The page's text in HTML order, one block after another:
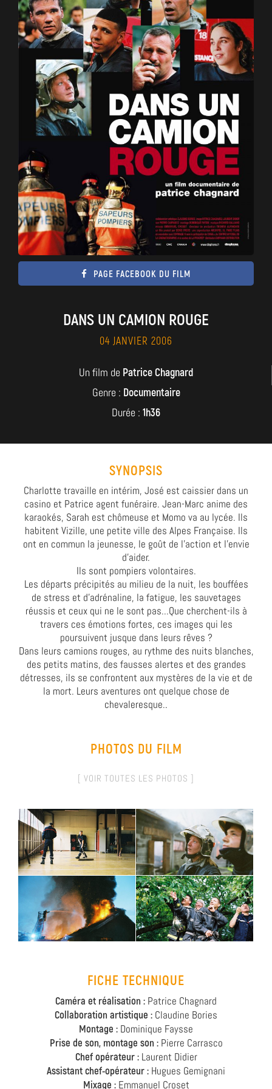
PAGE FACEBOOK DU FILM
DANS UN CAMION ROUGE
04 JANVIER 2006
Un film de Patrice Chagnard
Genre : Documentaire
Durée : 1h36
SYNOPSIS
Charlotte travaille en intérim, José est caissier dans un
casino et Patrice agent funéraire. Jean-Marc anime des
karaokés, Sarah est chômeuse et Momo va au lycée. Ils
habitent Vizille, une petite ville des Alpes Française. Ils
ont en commun la jeunesse, le goût de l'action et l'envie
d'aider.
Ils sont pompiers volontaires.
Les départs précipités au milieu de la nuit, les bouffées
de stress et d'adrénaline, la fatigue, les sauvetages
réussis et ceux qui ne le sont pas...Que cherchent-ils à
travers ces émotions fortes, ces images qui les
poursuivent jusque dans leurs rêves ?
Dans leurs camions rouges, au rythme des nuits blanches,
des petits matins, des fausses alertes et des grandes
détresses, ils se confrontent aux mystères de la vie et de
la mort. Leurs aventures ont quelque chose de
chevaleresque..
PHOTOS DU FILM
[ VOIR TOUTES LES PHOTOS ]
FICHE TECHNIQUE
Caméra et réalisation : Patrice Chagnard
Collaboration artistique : Claudine Bories
Montage : Dominique Faysse
Prise de son, montage son : Pierre Carrasco
Chef opérateur : Laurent Didier
Assistant chef-opérateur : Hugues Gemignani
Mixage : Emmanuel Croset